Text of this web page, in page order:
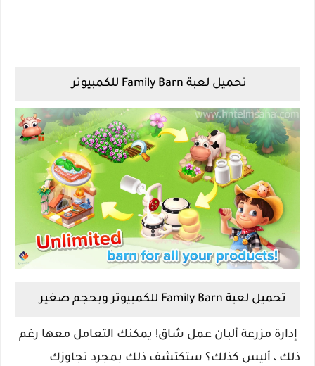
تحميل لعبة Family Barn للكمبيوتر
تحميل لعبة Family Barn للكمبيوتر وبحجم صغير
إدارة مزرعة ألبان عمل شاق! يمكنك التعامل معها رغم
ذلك ، أليس كذلك؟ ستكتشف ذلك بمجرد تجاوزك